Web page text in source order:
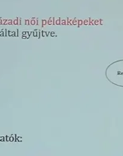
1956 hőse és „a magyar
mellszobrán. De ha ötször
Ribní Ferenc